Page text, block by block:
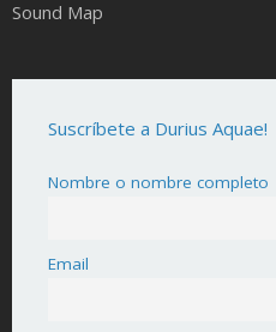
Sound Map
Suscríbete a Durius Aquae!
Nombre o nombre completo
Email